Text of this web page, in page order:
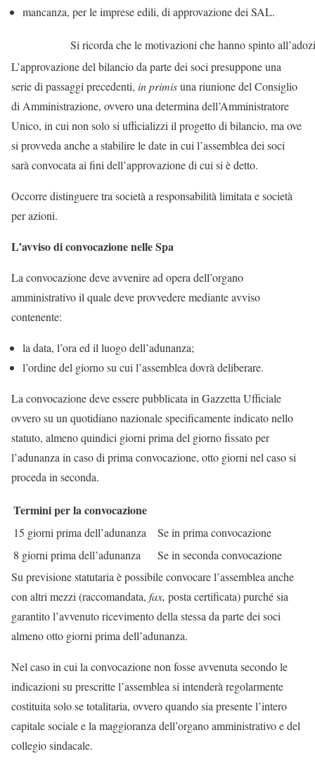
mancanza, per le imprese edili, di approvazione dei SAL.
Si ricorda che le motivazioni che hanno spinto
L’approvazione del bilancio da parte dei soci presuppone una
serie di passaggi precedenti, in primisuna riunione del Consiglio
di Amministrazione, ovvero una determina dell’Amministratore
Unico, in cui non solo si ufficializzi il progetto di bilancio, ma ove
si provveda anche a stabilire le date in cui l’assemblea dei soci
sarà convocata ai fini dell’approvazione di cui si è detto.
Occorre distinguere tra società a responsabilità limitata e società
per azioni.
L’avviso di convocazione nelle Spa
La convocazione deve avvenire ad opera dell’organo
amministrativo il quale deve provvedere mediante avviso
contenente:
la data, l’ora ed il luogo dell’adunanza;
l’ordine del giorno su cui l’assemblea dovrà deliberare.
La convocazione deve essere pubblicata in Gazzetta Ufficiale
ovvero su un quotidiano nazionale specificamente indicato nello
statuto, almeno quindici giorni prima del giorno fissato per
l’adunanza in caso di prima convocazione, otto giorni nel caso si
proceda in seconda.
Termini per la convocazione
15 giorni prima dell’adunanza
Se in prima convocazione
8 giorni prima dell’adunanza
Se in seconda convocazione
Su previsione statutaria è possibile convocare l’assemblea anche
con altri mezzi (raccomandata, fax, posta certificata) purché sia
garantito l’avvenuto ricevimento della stessa da parte dei soci
almeno otto giorni prima dell’adunanza.
Nel caso in cui la convocazione non fosse avvenuta secondo le
indicazioni su prescritte l’assemblea si intenderà regolarmente
costituita solo se totalitaria, ovvero quando sia presente l’intero
capitale sociale e la maggioranza dell’organo amministrativo e del
collegio sindacale.